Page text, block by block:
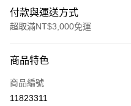
付款與運送方式
超取滿NT$3,000免運
信用卡一次付款
超商取貨付款
商品特色
商品編號
11823311